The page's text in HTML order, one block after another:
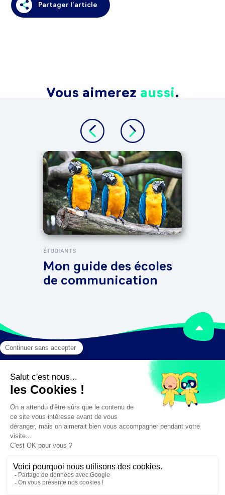
Partager l’article
Vous aimerez aussi.
ÉTUDIANTS
Mon guide des écoles
de communication
Mentions légales